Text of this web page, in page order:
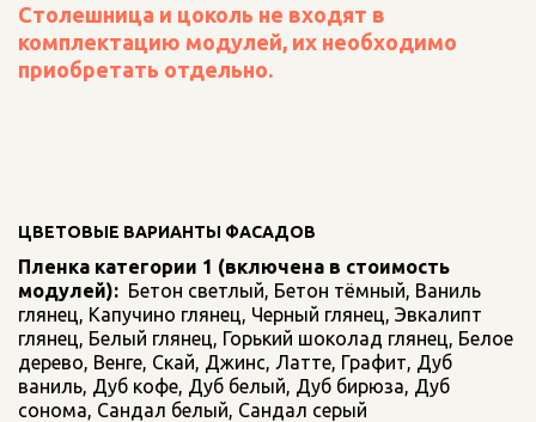
Столешница и цоколь не входят в
комплектацию модулей, их необходимо
приобретать отдельно.
ЦВЕТОВЫЕ ВАРИАНТЫ ФАСАДОВ
Пленка категории 1 (включена в стоимость
модулей):
  Бетон светлый, Бетон тёмный, Ваниль
глянец, Капучино глянец, Черный глянец, Эвкалипт
глянец, Белый глянец, Горький шоколад глянец, Белое
дерево, Венге, Скай, Джинс, Латте, Графит, Дуб
ваниль, Дуб кофе, Дуб белый, Дуб бирюза, Дуб
сонома, Сандал белый, Сандал серый